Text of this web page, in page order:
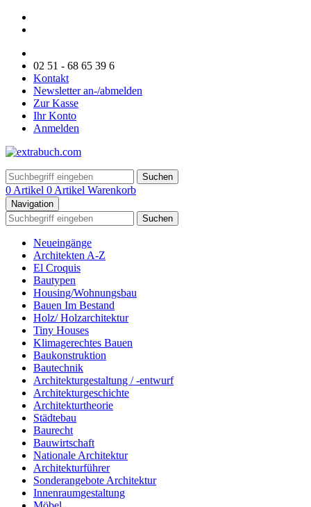
02 51 - 68 65 39 6
Kontakt
Newsletter an-/abmelden
Zur Kasse
Ihr Konto
Anmelden
Suchen
0 Artikel 0 Artikel Warenkorb
Navigation
Suchen
Neueingänge
Architekten A-Z
El Croquis
Bautypen
Housing/Wohnungsbau
Bauen Im Bestand
Holz/ Holzarchitektur
Tiny Houses
Klimagerechtes Bauen
Baukonstruktion
Bautechnik
Architekturgestaltung / -entwurf
Architekturgeschichte
Architekturtheorie
Städtebau
Baurecht
Bauwirtschaft
Nationale Architektur
Architekturführer
Sonderangebote Architektur
Innenraumgestaltung